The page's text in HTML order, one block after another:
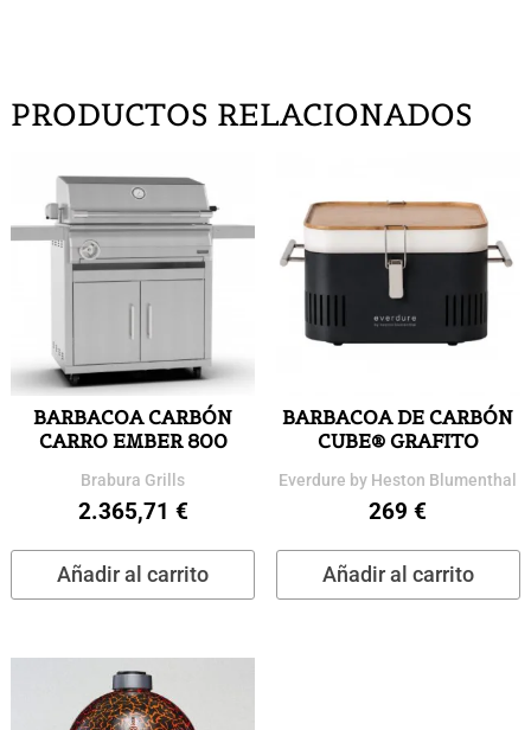
PRODUCTOS RELACIONADOS
BARBACOA CARBÓN
CARRO EMBER 800
Brabura Grills
2.365,71 €
Añadir al carrito
BARBACOA DE CARBÓN
CUBE® GRAFITO
Everdure by Heston Blumenthal
269€
Añadir al carrito